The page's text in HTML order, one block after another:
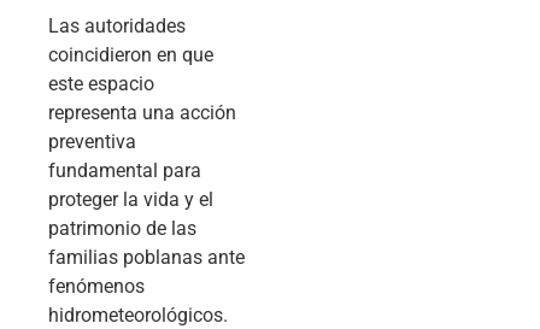
Las autoridades
coincidieron en que
este espacio
representa una acción
preventiva
fundamental para
proteger la vida y el
patrimonio de las
familias poblanas ante
fenómenos
hidrometeorológicos.